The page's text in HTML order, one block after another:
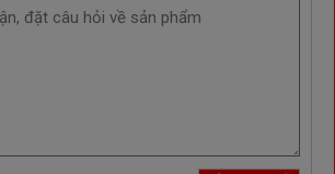
hiển thị trực quan dễ quan sát, nên người